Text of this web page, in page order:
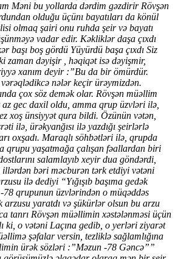
Məni bu yollarda dərdim gəzdirir Rövşən
olduğu üçünı bayatıları da könül
olmaq şairi onu ruhda şeir və bayatı
vadar edir. Kəkliklər daşa çıxdı
başı boş gördü Yüyürdü başa çıxdı Siz
zaman dəyişir , həqiqət isə dəyişmir,
xanım deyir :”Bu da bir ömürdür.
nələr keçir ürəymizdən.
çox söz demək olar. Rövşən müəllim
gec daxil oldu, amma qrup üzvləri ilə,
xoş ünsiyyət qura bildi. Özünün vətən,
ilə, ürəkyanğısı ilə yazdığı şeirlərlə
oxşadı. Maraqlı söhbətləri ilə, qrupda
qrupu yaşatmağa çalışan fəallardan biri
salamlayıb xeyir dua göndərdi,
bəri məcburən tərk etdiyi vətəni
ilə dediyi “Yığışıb başıma gedək
78 qrupunun üzvlərindən o müqəddəs
arzusu yaratdı və şükürlər olsun bu arzu
tanrı Rövşən müəllimin xəstələnməsi üçün
ki, o vətəni Laçına gedib, o yerləri ziyarət
şəfalar versin, tezliklə sağlamlığına
ürək sözləri :”Məzun -78 Gəncə””